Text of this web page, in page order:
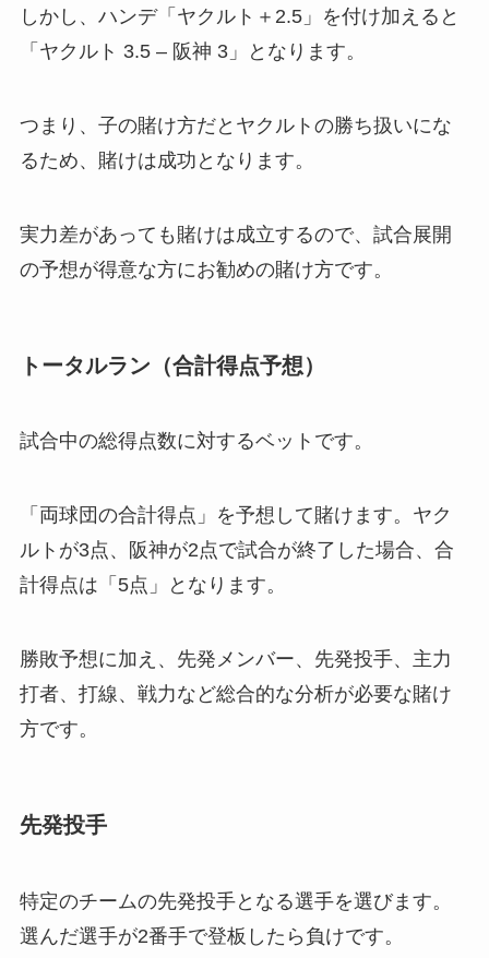
しかし、ハンデ「ヤクルト＋2.5」を付け加えると
「ヤクルト 3.5 – 阪神 3」となります。
つまり、子の賭け方だとヤクルトの勝ち扱いにな
るため、賭けは成功となります。
実力差があっても賭けは成立するので、試合展開
の予想が得意な方にお勧めの賭け方です。
トータルラン（合計得点予想）
試合中の総得点数に対するベットです。
「両球団の合計得点」を予想して賭けます。ヤク
ルトが3点、阪神が2点で試合が終了した場合、合
計得点は「5点」となります。
勝敗予想に加え、先発メンバー、先発投手、主力
打者、打線、戦力など総合的な分析が必要な賭け
方です。
先発投手
特定のチームの先発投手となる選手を選びます。
選んだ選手が2番手で登板したら負けです。